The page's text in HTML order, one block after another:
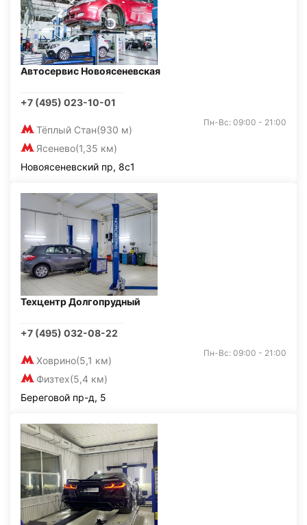
Автосервис Новоясеневская
+7 (495) 023-10-01
Тёплый Стан(930 м)
Ясенево(1,35 км)
Пн-Вс: 09:00 - 21:00
Новоясеневский пр, 8с1
Техцентр Долгопрудный
+7 (495) 032-08-22
Ховрино(5,1 км)
Физтех(5,4 км)
Пн-Вс: 09:00 - 21:00
Береговой пр-д, 5